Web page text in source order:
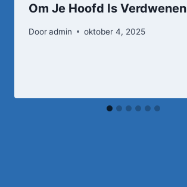
Om Je Hoofd Is Verdwenen
Dooradmin oktober 4, 2025